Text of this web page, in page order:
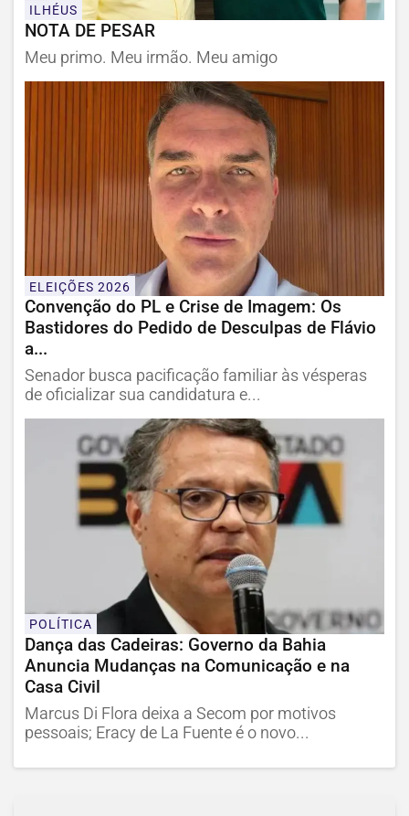
ILHÉUS
NOTA DE PESAR
Meu primo. Meu irmão. Meu amigo
ELEIÇÕES 2026
Convenção do PL e Crise de Imagem: Os
Bastidores do Pedido de Desculpas de Flávio
a...
Senador busca pacificação familiar às vésperas
de oficializar sua candidatura e...
POLÍTICA
Dança das Cadeiras: Governo da Bahia
Anuncia Mudanças na Comunicação e na
Casa Civil
Marcus Di Flora deixa a Secom por motivos
pessoais; Eracy de La Fuente é o novo...